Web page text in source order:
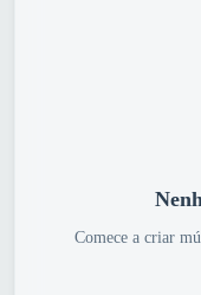
Comece a criar